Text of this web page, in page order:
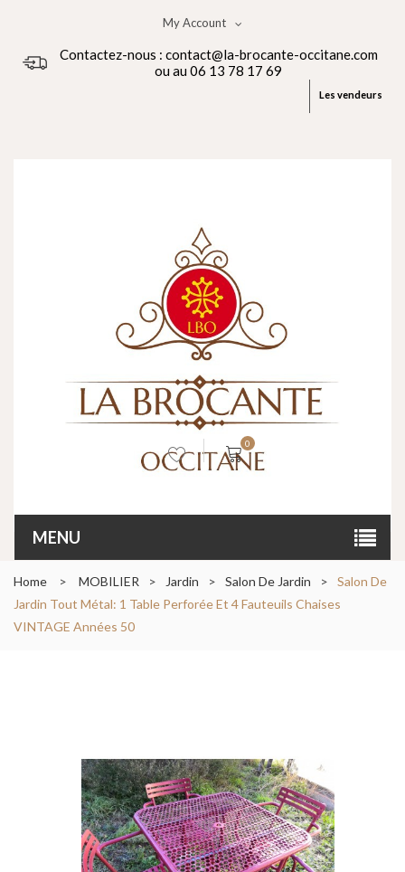
My Account
Contactez-nous : contact@la-brocante-occitane.com
ou au 06 13 78 17 69
Les vendeurs
0
MENU
Home > MOBILIER > Jardin > Salon De Jardin >
Salon De
Jardin Tout Métal: 1 Table Perforée Et 4 Fauteuils Chaises
VINTAGE Années 50